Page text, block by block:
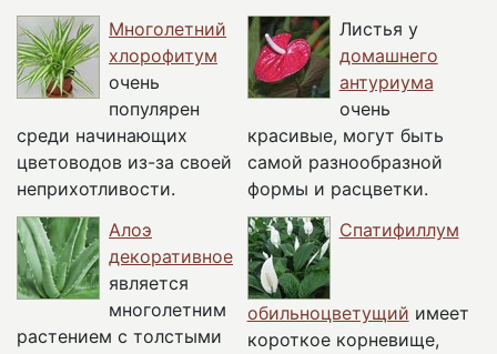
Многолетний
хлорофитум
очень
популярен
среди начинающих
цветоводов из-за своей
неприхотливости.
Листья у
домашнего
антуриума
очень
красивые, могут быть
самой разнообразной
формы и расцветки.
Алоэ
декоративное
является
многолетним
растением с толстыми
Спатифиллум
обильноцветущий имеет
короткое корневище,